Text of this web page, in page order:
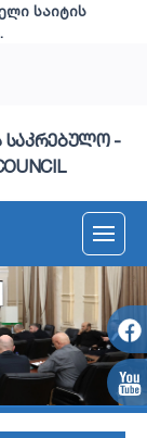
საიტის
.
საკრებულო -